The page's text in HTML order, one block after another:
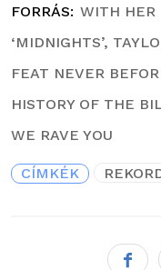
FORRÁS
WITH HER
‘MIDNIGHTS’,
FEAT NEVER
HISTORY OF THE
WE RAVE YOU
CÍMKÉK